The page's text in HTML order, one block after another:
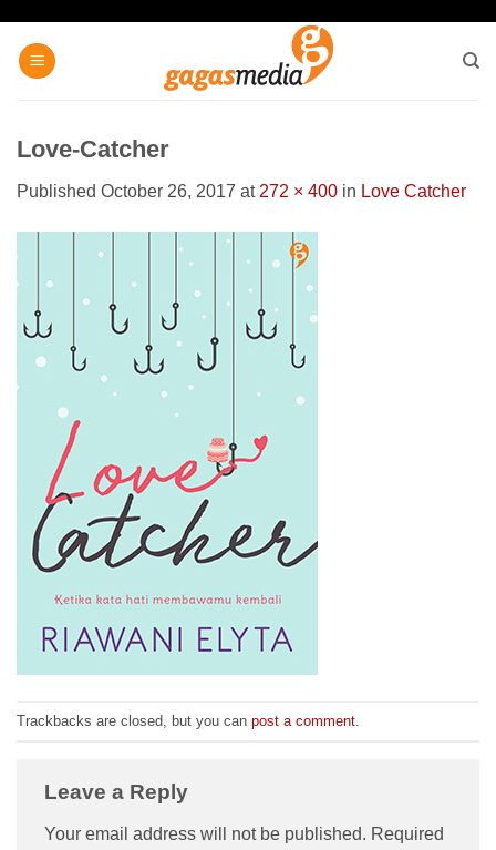
content
Love-Catcher
Published October 26, 2017 at 272 × 400 in Love Catcher
Trackbacks are closed, but you can post a comment
Leave a Reply
Your email address will not be published. Required